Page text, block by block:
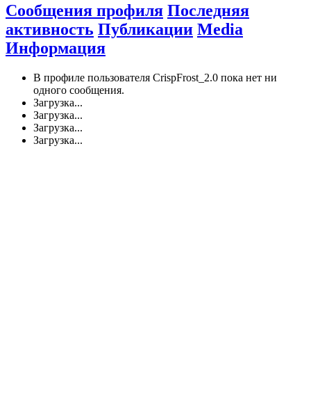
Сообщения профиля Последняя
активность Публикации Media
Информация
В профиле пользователя CrispFrost_2.0 пока нет ни
одного сообщения.
Загрузка...
Загрузка...
Загрузка...
Загрузка...